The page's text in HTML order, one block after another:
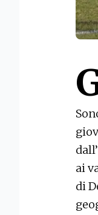
ai
di